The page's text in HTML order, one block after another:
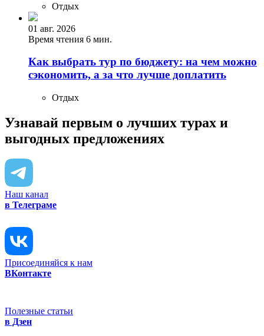
Отдых
01 авг. 2026
Время чтения 6 мин.
Как выбрать тур по бюджету: на чем можно
сэкономить, а за что лучше доплатить
Отдых
Узнавай первым о лучших турах и
выгодных предложениях
Наш канал
в Телеграме
Присоединяйся к нам
ВКонтакте
Полезные статьи
в Дзен